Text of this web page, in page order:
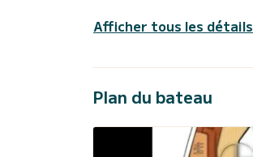
Afficher tous les détails
Plan du bateau